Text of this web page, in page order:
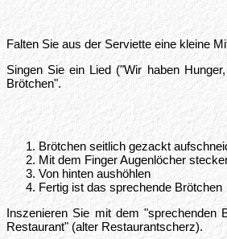
Falten Sie aus der Serviette eine kleine
Singen Sie ein Lied ("Wir haben
Brötchen".
Brötchen seitlich gezackt
Mit dem Finger Augenlöcher
Von hinten aushöhlen
Fertig ist das sprechende Brötchen
Inszenieren Sie mit dem "sprechenden
Restaurant" (alter Restaurantscherz).